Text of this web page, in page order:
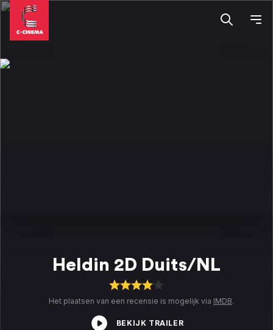
Heldin 2D Duits/NL
Het plaatsen van een recensie is mogelijk via IMDB.
BEKIJK TRAILER